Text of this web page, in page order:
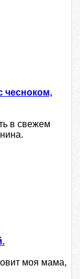
чесноком,
в свежем
моя мама,